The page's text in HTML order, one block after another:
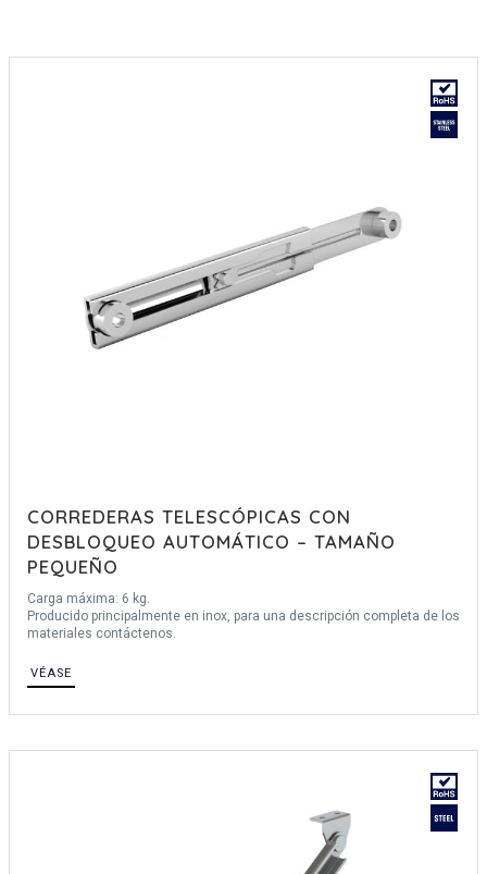
CORREDERAS TELESCÓPICAS CON
DESBLOQUEO AUTOMÁTICO – TAMAÑO
PEQUEÑO
Carga máxima: 6 kg.
Producido principalmente en inox, para una descripción completa de los
materiales contáctenos.
VÉASE